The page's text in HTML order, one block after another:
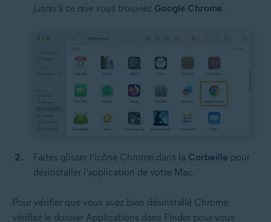
jusqu’à ce que vous trouviez Google Chrome.
Faites glisser l’icône Chrome dans la Corbeille pour
désinstaller l’application de votre Mac.
Pour vérifier que vous avez bien désinstallé Chrome,
vérifiez le dossier Applications dans Finder pour vous